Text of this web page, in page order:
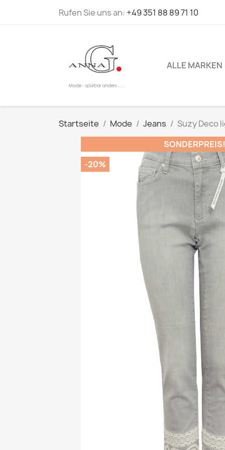
Rufen Sie uns an: +49 351 88 89 71 10
ALLE MARKEN
Startseite Mode Jeans
Suzy Deco
SONDERPREIS!
-20%